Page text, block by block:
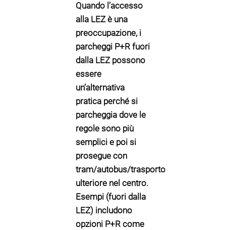
Quando l’accesso
alla LEZ è una
preoccupazione, i
parcheggi P+R fuori
dalla LEZpossono
essere
un’alternativa
pratica perché si
parcheggia dove le
regole sono più
semplici e poi si
prosegue con
tram/autobus/trasporto
ulteriore nel centro.
Esempi (fuori dalla
LEZ) includono
opzioni P+R come